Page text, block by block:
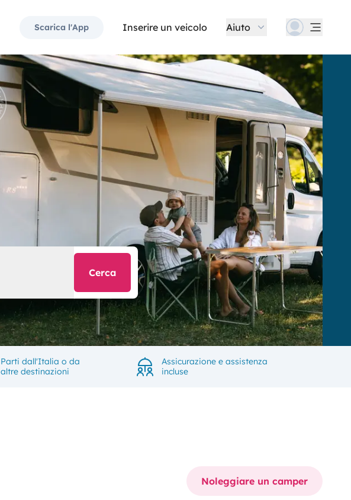
Scarica l'App Inserire un veicolo Aiuto
Cerca
Parti dall'Italia o da
altre destinazioni
Assicurazione e assistenza
incluse
Noleggiare un camper